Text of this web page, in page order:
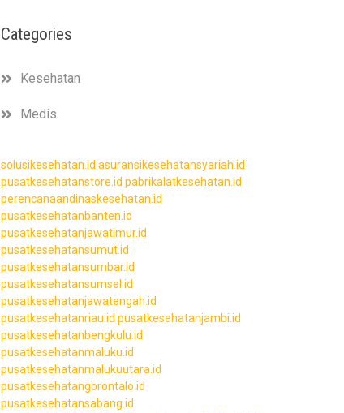
Categories
Kesehatan
Medis
solusikesehatan.id asuransikesehatansyariah.id
pusatkesehatanstore.id pabrikalatkesehatan.id
perencanaandinaskesehatan.id
pusatkesehatanbanten.id
pusatkesehatanjawatimur.id
pusatkesehatansumut.id
pusatkesehatansumbar.id
pusatkesehatansumsel.id
pusatkesehatanjawatengah.id
pusatkesehatanriau.id pusatkesehatanjambi.id
pusatkesehatanbengkulu.id
pusatkesehatanmaluku.id
pusatkesehatanmalukuutara.id
pusatkesehatangorontalo.id
pusatkesehatansabang.id